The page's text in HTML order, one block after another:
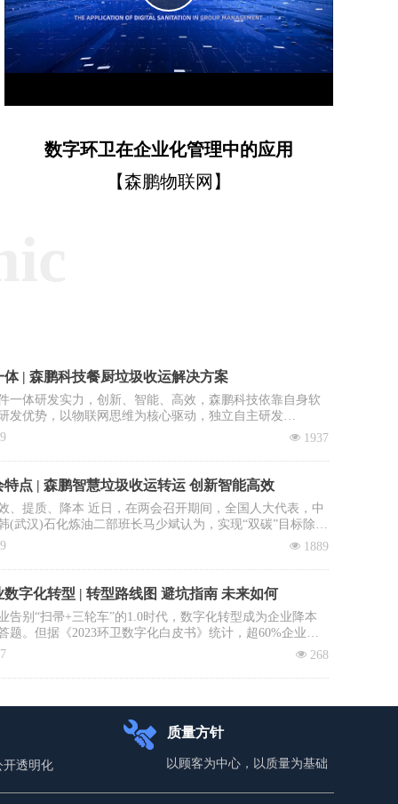
Video
数字环卫在企业化管理中的应用
【森鹏物联网】
体 | 森鹏科技餐厨垃圾收运解决方案
一体研发实力，创新、智能、高效，森鹏科技依靠自身软
发优势，以物联网思维为核心驱动，独立自主研发
慧环卫2.0管理平台”，餐厨垃圾收运系统是该平台核心子
넶 1937
特点 | 森鹏智慧垃圾收运转运 创新智能高效
、提质、降本 近日，在两会召开期间，全国人大代表，中
(武汉)石化炼油二部班长马少斌认为，实现“双碳”目标除了
行转型升级和科技创新外，全民参与也必不可少，并就此
学教授李景虹则建议政府鼓励回收企业与环卫系统合作，
集运营成本。
넶 1889
数字化转型 | 转型路线图 避坑指南 未来如何
告别“扫帚+三轮车”的1.0时代，数字化转型成为企业降本
题。但据《2023环卫数字化白皮书》统计，超60%企业投
见实效：数据失真、系统闲置、员工抵触……如何避免重
“数字环卫攻坚战”。
넶 268
开透明化 以顾客为中心，以质量为基础
质量方针